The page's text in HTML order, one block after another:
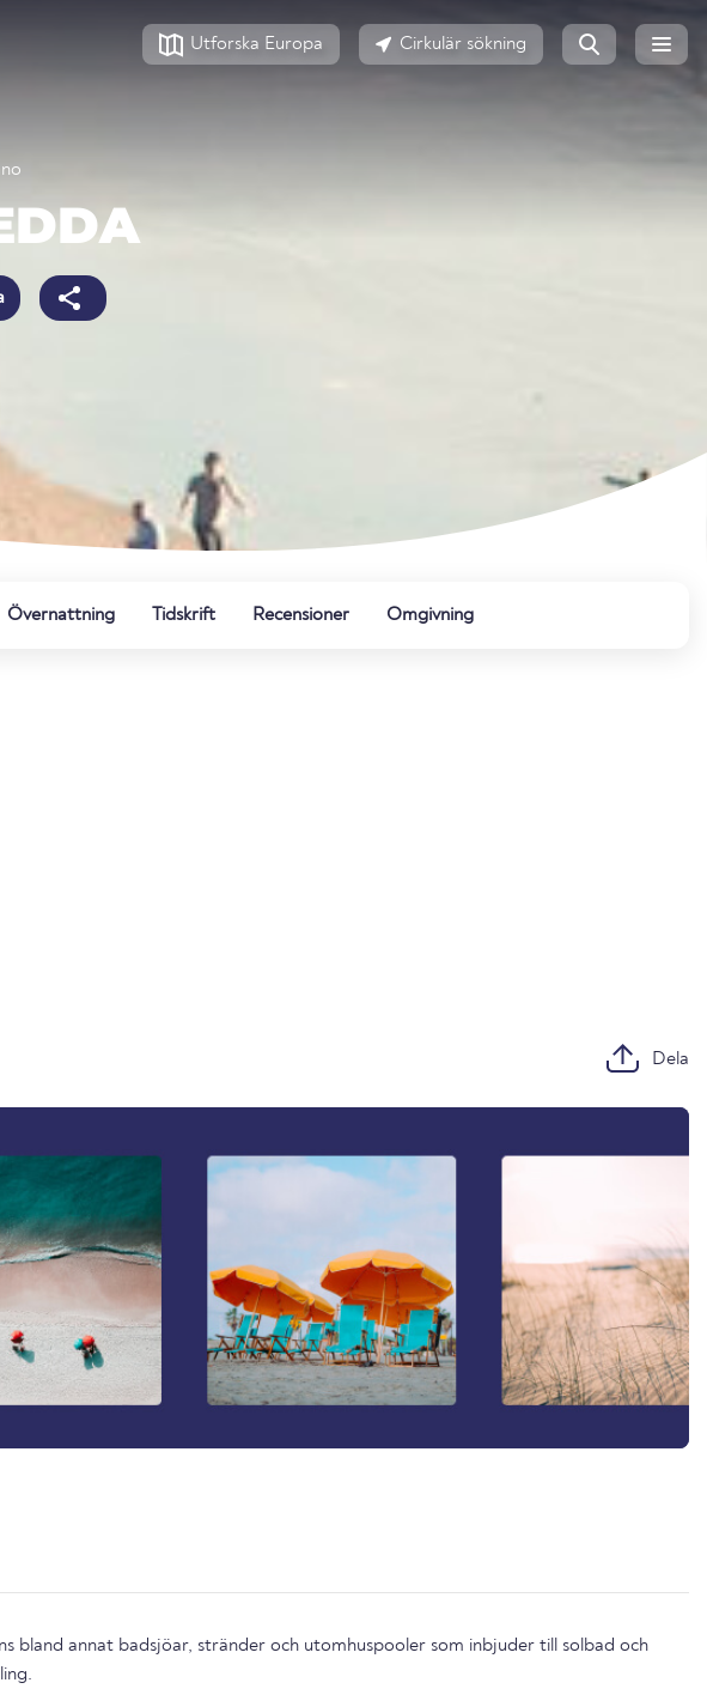
Utforska Europa Cirkulär sökning
Övernattning Tidskrift Recensioner Omgivning
Dela
bland annat badsjöar, stränder och utomhuspooler som inbjuder till solbad och